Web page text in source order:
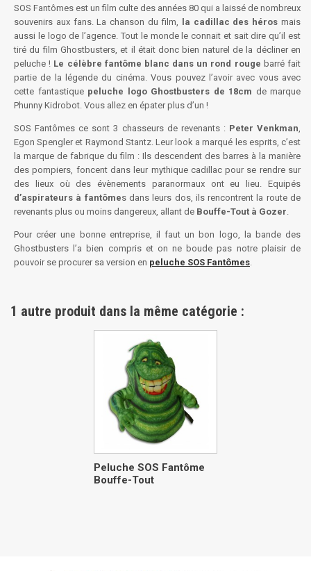
SOS Fantômes est un film culte des années 80 qui a laissé de nombreux
souvenirs aux fans. La chanson du film,
la cadillac des héros mais
aussi le logo de l’agence. Tout le monde le connait et sait dire qu’il est
tiré du film Ghostbusters, et il était donc bien naturel de la décliner en
peluche ! Le célèbre fantôme blanc dans un rond rouge barré fait
partie de la légende du cinéma. Vous pouvez l’avoir avec vous avec
cette fantastique peluche logo Ghostbusters de 18cm de marque
Phunny Kidrobot. Vous allez en épater plus d’un !
SOS Fantômes ce sont 3 chasseurs de revenants : Peter Venkman,
Egon Spengler et Raymond Stantz. Leur look a marqué les esprits, c’est
la marque de fabrique du film : Ils descendent des barres à la manière
des pompiers, foncent dans leur mythique cadillac pour se rendre sur
des lieux où des évènements paranormaux ont eu lieu. Equipés
d’aspirateurs à fantômes dans leurs dos, ils rencontrent la route de
revenants plus ou moins dangereux, allant de Bouffe-Tout à Gozer.
Pour créer une bonne entreprise, il faut un bon logo, la bande des
Ghostbusters l’a bien compris et on ne boude pas notre plaisir de
pouvoir se procurer sa version en peluche SOS Fantômes.
1 autre produit dans la même catégorie :
Peluche SOS Fantôme
Bouffe-Tout